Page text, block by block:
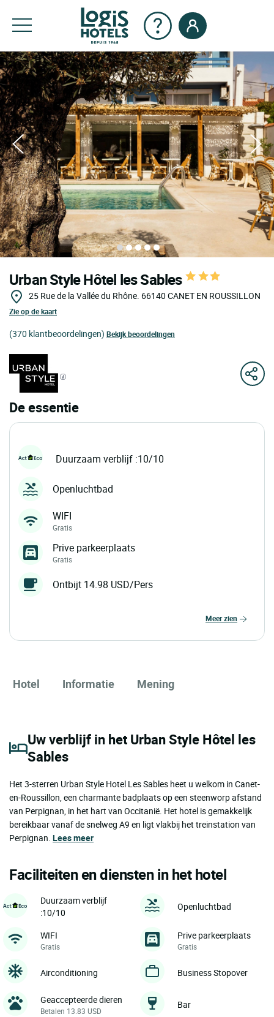
Urban Style Hôtel les Sables
25 Rue de la Vallée du Rhône. 66140 CANET EN ROUSSILLON
Zie op de kaart
(370 klantbeoordelingen) Bekijk beoordelingen
De essentie
Duurzaam verblijf :10/10
Openluchtbad
WIFI
Gratis
Prive parkeerplaats
Gratis
Ontbijt 14.98 USD/Pers
meer zien
Hotel Informatie Mening
Uw verblijf in het Urban Style Hôtel les
Sables
Het 3-sterren Urban Style Hotel Les Sables heet u welkom in Canet-
en-Roussillon, een charmante badplaats op een steenworp afstand
van Perpignan, in het hart van Occitanië. Het hotel is gemakkelijk
bereikbaar vanaf de snelweg A9 en ligt vlakbij het treinstation van
Perpignan. Lees meer
Faciliteiten en diensten in het hotel
Duurzaam verblijf
:10/10
Openluchtbad
WIFI
Gratis
Prive parkeerplaats
Gratis
Airconditioning Business Stopover
Geaccepteerde dieren
Betalen 13.83 USD
Bar